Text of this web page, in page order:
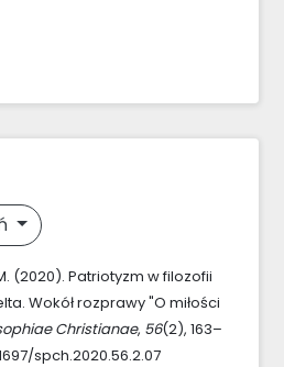
(2020). Patriotyzm w filozofii
Wokół rozprawy "O miłości
Christianae, 56(2), 163–
spch.2020.56.2.07